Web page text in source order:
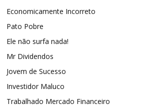
Economicamente Incorreto
Pato Pobre
Ele não surfa nada!
Mr Dividendos
Jovem de Sucesso
Investidor Maluco
Trabalhado Mercado Financeiro